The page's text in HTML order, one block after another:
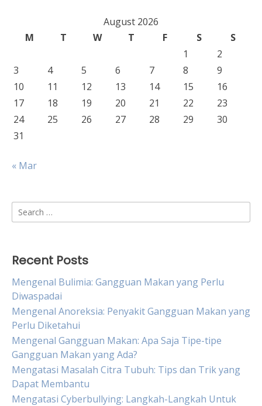
August 2026
M
T W T F S
S
1
2
3
4 5 6 7 8
9
10
11 12 13 14 15
16
17
18 19 20 21 22
23
24
25 26 27 28 29
30
31
« Mar
Search
for:
Recent Posts
Mengenal Bulimia: Gangguan Makan yang Perlu
Diwaspadai
Mengenal Anoreksia: Penyakit Gangguan Makan yang
Perlu Diketahui
Mengenal Gangguan Makan: Apa Saja Tipe-tipe
Gangguan Makan yang Ada?
Mengatasi Masalah Citra Tubuh: Tips dan Trik yang
Dapat Membantu
Mengatasi Cyberbullying: Langkah-Langkah Untuk